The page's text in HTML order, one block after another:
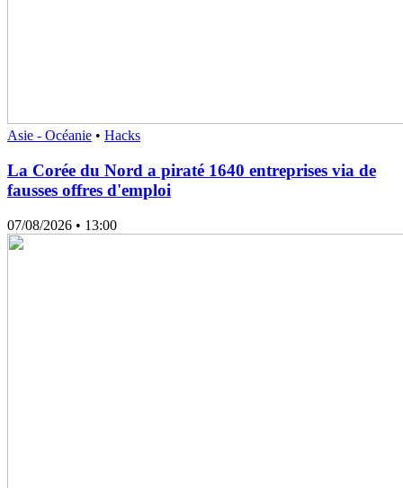
Asie - Océanie • Hacks
La Corée du Nord a piraté 1640 entreprises via de
fausses offres d'emploi
07/08/2026 • 13:00